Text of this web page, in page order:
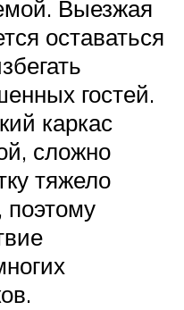
Выезжая
оставаться
гостей.
каркас
сложно
тяжело
поэтому